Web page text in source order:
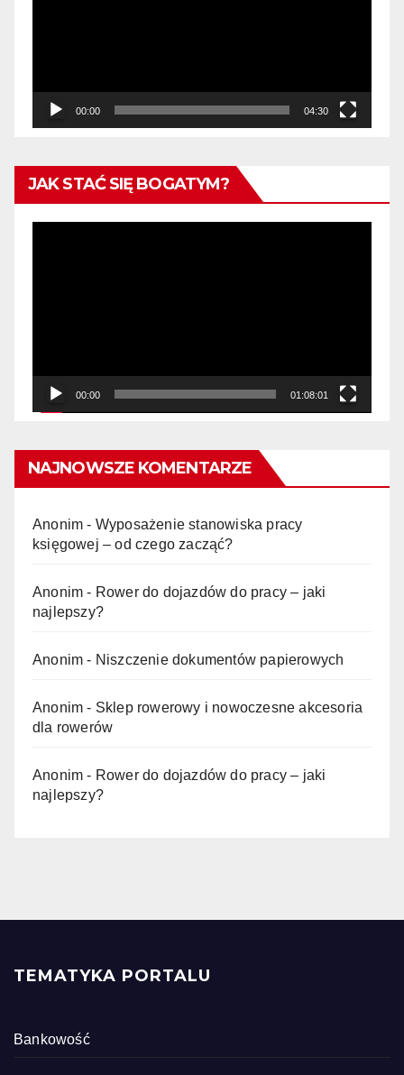
00:00 04:30
JAK STAĆ SIĘ BOGATYM?
00:00 01:08:01
NAJNOWSZE KOMENTARZE
Anonim - Wyposażenie stanowiska pracy
księgowej – od czego zacząć?
Anonim - Rower do dojazdów do pracy – jaki
najlepszy?
Anonim - Niszczenie dokumentów papierowych
Anonim - Sklep rowerowy i nowoczesne akcesoria
dla rowerów
Anonim - Rower do dojazdów do pracy – jaki
najlepszy?
TEMATYKA PORTALU
Bankowość